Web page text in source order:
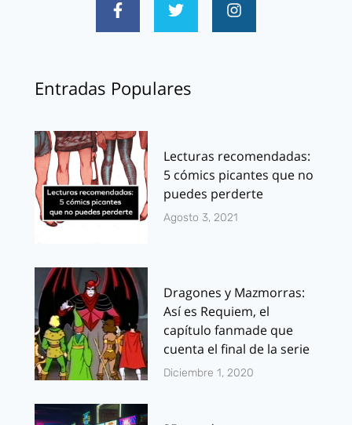
Entradas Populares
Lecturas recomendadas:
5 cómics picantes que no
puedes perderte
Agosto 3, 2021
Dragones y Mazmorras:
Así es Requiem, el
capítulo fanmade que
cuenta el final de la serie
Diciembre 1, 2020